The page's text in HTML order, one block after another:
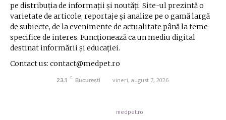
pe distribuția de informații și noutăți. Site-ul prezintă o
varietate de articole, reportaje și analize pe o gamă largă
de subiecte, de la evenimente de actualitate până la teme
specifice de interes. Funcționează ca un mediu digital
destinat informării și educației.
Contact us: contact@medpet.ro
23.1 C București vineri, august 7, 2026
medpet.ro